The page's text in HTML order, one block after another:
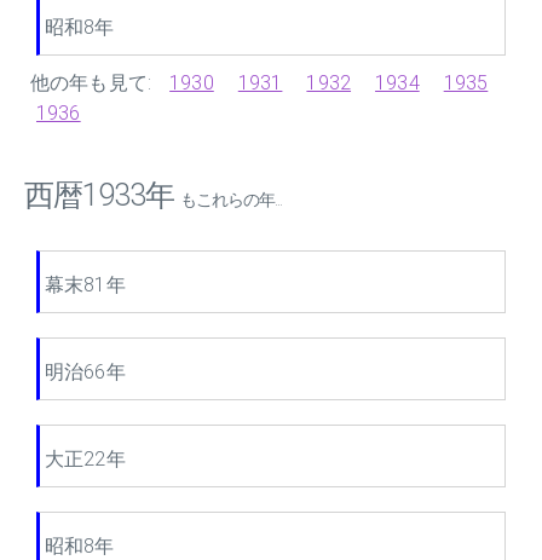
昭和8年
他の年も見て: 1930 1931 1932 1934
1935
1936
西暦1933年 もこれらの年...
幕末81年
明治66年
大正22年
昭和8年